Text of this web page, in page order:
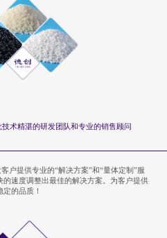
术精湛的研发团队和专业的销售顾问
户提供专业的“解决方案”和“量体定制”服
速度调整出最佳的解决方案。为客户提供
的品质！